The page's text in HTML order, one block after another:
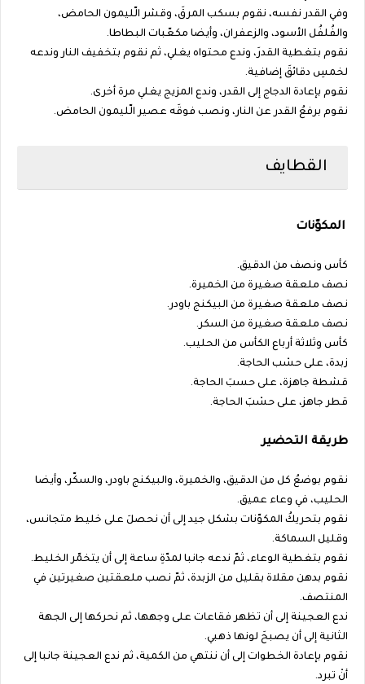
وفي القدر نفسه، نقوم بسكب المرقَ، وقشر الّليمون الحامض،
والفُلفُل الأسود، والزعفران، وأيضا مكعّبات البطاطا.
نقوم بتغطية القدرَ، وندع محتواه يغلي، ثم نقوم بتخفيف النار وندعه
لخمسِ دقائقَ إضافية.
نقوم بإعادة الدجاج إلى القدر، وندع المزيج يغلي مرة أخرى.
نقوم برفعُ القدر عن النار، ونصب فوقَه عصير الّليمون الحامض.
القطايف
المكوّنات
كأس ونصف من الدقيق.
نصف ملعقة صغيرة من الخميرة.
نصف ملعقة صغيرة من البيكنج باودر.
نصف ملعقة صغيرة من السكر.
كأس وثلاثة أرباع الكأس من الحليب.
زبدة، على حسْب الحاجة.
قشطة جاهزة، على حسبَ الحاجة.
قطر جاهز، على حسْبَ الحاجة.
طريقة التحضير
نقوم بوضعُ كل من الدقيق، والخميرة، والبيكنج باودر، والسكّر، وأيضا
الحليب، في وعاء عميق.
نقوم بتحريكُ المكوّنات بشكل جيد إلى أن نحصلَ على خليط متجانس،
وقليل السماكة.
نقوم بتغطية الوعاء، ثمّ ندعه جانبا لمدّةِ ساعة إلى أن يتخمّر الخليط.
نقوم بدهن مقلاة بقليل من الزبدة، ثمّ نصب ملعقتين صغيرتين في
المنتصف.
ندع العجينة إلى أن تظهر فقاعات على وجهها، ثم نحركها إلى الجهة
الثانية إلى أن يصبحَ لونها ذهبي.
نقوم بإعادة الخطوات إلى أن ننتهي من الكمية، ثم ندع العجينة جانبا إلى
أنْ تبرد.